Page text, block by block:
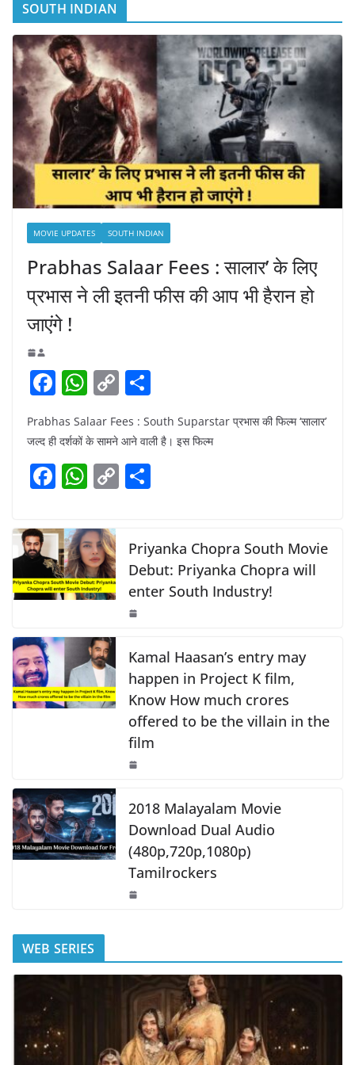
SOUTH INDIAN
MOVIE UPDATES SOUTH INDIAN
Prabhas Salaar Fees : सालार’ के लिए
प्रभास ने ली इतनी फीस की आप भी हैरान हो
जाएंगे !
F
c
e
b
o
k
W
at
s
A
p
C
p
y
Li
ar
Prabhas Salaar Fees : South Suparstar प्रभास की फिल्म ‘सालार’
जल्द ही दर्शकों के सामने आने वाली है। इस फिल्म
F
c
e
b
o
k
W
at
s
A
p
C
y
Li
n
k
e
Priyanka Chopra South Movie
Debut: Priyanka Chopra will
enter South Industry!
Kamal Haasan’s entry may
happen in Project K film,
Know How much crores
offered to be the villain in the
film
2018 Malayalam Movie
Download Dual Audio
(480p,720p,1080p)
Tamilrockers
WEB SERIES